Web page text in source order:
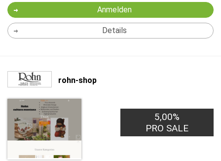
Anmelden
Details
rohn-shop
5,00%
PRO SALE